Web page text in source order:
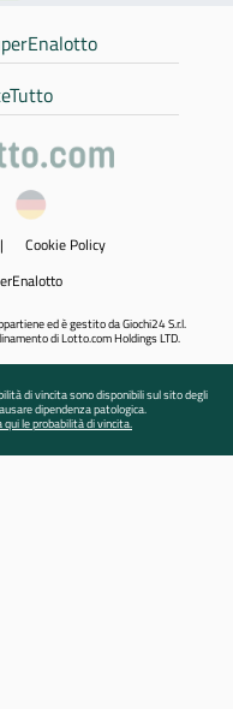
Cookie Policy
ed è gestito da Giochi24 S.r.l.
di Lotto.com Holdings LTD.
di vincita sono disponibili sul sito degli
dipendenza patologica.
qui le probabilità di vincita.